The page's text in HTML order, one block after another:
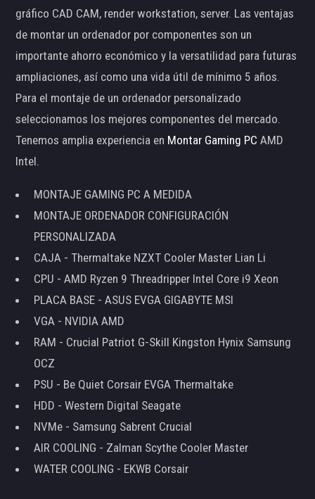
gráfico CAD CAM, render workstation, server. Las ventajas
de montar un ordenador por componentes son un
importante ahorro económico y la versatilidad para futuras
ampliaciones, así como una vida útil de mínimo 5 años.
Para el montaje de un ordenador personalizado
seleccionamos los mejores componentes del mercado.
Tenemos amplia experiencia en Montar Gaming PC AMD
Intel.
MONTAJE GAMING PC A MEDIDA
MONTAJE ORDENADOR CONFIGURACIÓN
PERSONALIZADA
CAJA - Thermaltake NZXT Cooler Master Lian Li
CPU - AMD Ryzen 9 Threadripper Intel Core i9 Xeon
PLACA BASE - ASUS EVGA GIGABYTE MSI
VGA - NVIDIA AMD
RAM - Crucial Patriot G-Skill Kingston Hynix Samsung
OCZ
PSU - Be Quiet Corsair EVGA Thermaltake
HDD - Western Digital Seagate
NVMe - Samsung Sabrent Crucial
AIR COOLING - Zalman Scythe Cooler Master
WATER COOLING - EKWB Corsair